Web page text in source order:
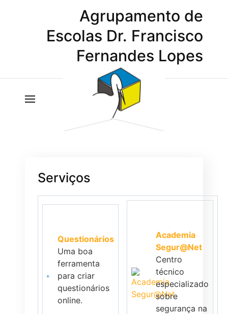
Agrupamento de
Escolas Dr. Francisco
Fernandes Lopes
Serviços
Questionários
Uma boa
ferramenta
para criar
questionários
online.
Academia
Segur@Net
Centro
técnico
especializado
sobre
segurança na